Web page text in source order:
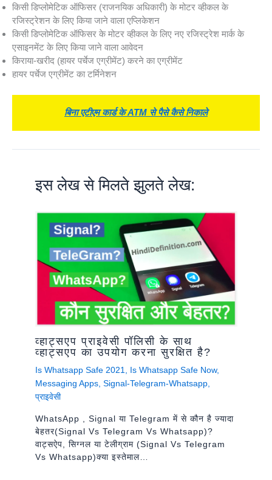
किसी डिप्लोमेटिक ऑफिसर (राजनयिक अधिकारी) के मोटर व्हीकल के
रजिस्ट्रेशन के लिए किया जाने वाला एप्लिकेशन
किसी डिप्लोमेटिक ऑफिसर के मोटर व्हीकल के लिए नए रजिस्ट्रेश मार्क के
एसाइनमेंट के लिए किया जाने वाला आवेदन
किराया-खरीद (हायर पर्चेज एग्रीमेंट) करने का एग्रीमेंट
हायर पर्चेज एग्रीमेंट का टर्मिनेशन
बिना एटीएम कार्ड के ATM से पैसे कैसे निकाले
इस लेख से मिलते झुलते लेख:
व्हाट्सएप प्राइवेसी पॉलिसी के साथ
व्हाट्सएप का उपयोग करना सुरक्षित है?
Is Whatsapp Safe 2021, Is Whatsapp Safe Now,
Messaging Apps, Signal-Telegram-Whatsapp,
प्राइवेसी
WhatsApp , Signal या Telegram में से कौन है ज्यादा
बेहतर(signal Vs Telegram Vs Whatsapp)?
वाट्सऐप, सिग्नल या टेलीग्राम (signal Vs Telegram
Vs Whatsapp)क्या इस्तेमाल…